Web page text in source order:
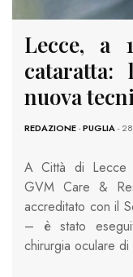
Lecce, a
cataratta:
nuova
REDAZIONE-PUGLIA-
A Città di Lecce
GVM Care &
accreditato con il
– è stato
chirurgia oculare